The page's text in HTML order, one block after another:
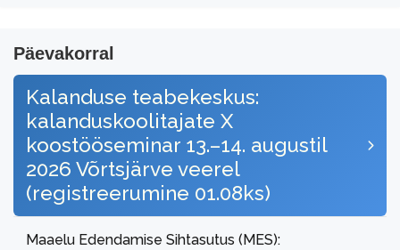
Päevakorral
Kalanduse teabekeskus:
kalanduskoolitajate X
koostööseminar 13.–14. augustil
2026 Võrtsjärve veerel
(registreerumine 01.08ks)
Maaelu Edendamise Sihtasutus (MES):